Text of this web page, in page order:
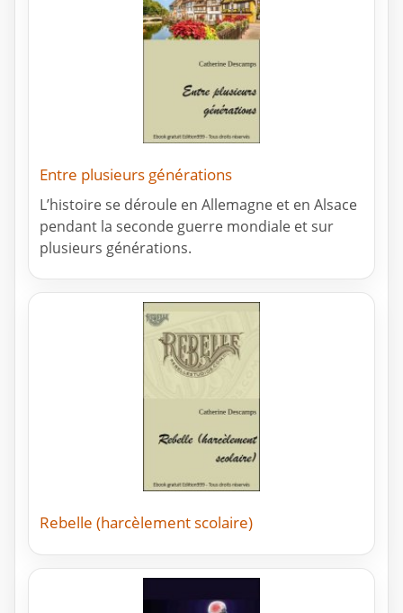
Entre plusieurs générations
L’histoire se déroule en Allemagne et en Alsace
pendant la seconde guerre mondiale et sur
plusieurs générations.
Rebelle (harcèlement scolaire)